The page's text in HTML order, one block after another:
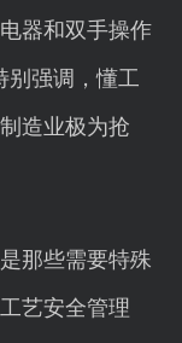
器和双手操作
别强调，懂工
造业极为抢
那些需要特殊
艺安全管理